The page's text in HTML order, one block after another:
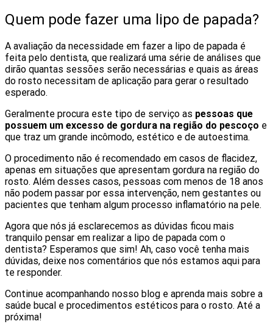
Quem pode fazer uma lipo de papada?
A avaliação da necessidade em fazer a lipo de papada é
feita pelo dentista, que realizará uma série de análises que
dirão quantas sessões serão necessárias e quais as áreas
do rosto necessitam de aplicação para gerar o resultado
esperado.
Geralmente procura este tipo de serviço as pessoas que
possuem um excesso de gordura na região do pescoço e
que traz um grande incômodo, estético e de autoestima.
O procedimento não é recomendado em casos de flacidez,
apenas em situações que apresentam gordura na região do
rosto. Além desses casos, pessoas com menos de 18 anos
não podem passar por essa intervenção, nem gestantes ou
pacientes que tenham algum processo inflamatório na pele.
Agora que nós já esclarecemos as dúvidas ficou mais
tranquilo pensar em realizar a lipo de papada com o
dentista? Esperamos que sim! Ah, caso você tenha mais
dúvidas, deixe nos comentários que nós estamos aqui para
te responder.
Continue acompanhando nosso blog e aprenda mais sobre a
saúde bucal e procedimentos estéticos para o rosto. Até a
próxima!